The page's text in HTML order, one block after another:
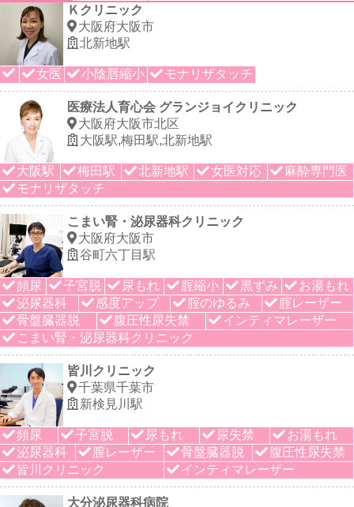
Ｋクリニック
大阪府大阪市
北新地駅
女医 小陰唇縮小 モナリザタッチ
医療法人育心会 グランジョイクリニック
大阪府大阪市北区
大阪駅,梅田駅,北新地駅
大阪駅 梅田駅 北新地駅 女医対応
麻酔専門医
モナリザタッチ
こまい腎・泌尿器科クリニック
大阪府大阪市
谷町六丁目駅
頻尿 子宮脱 尿もれ 腟縮小 黒ずみ
お湯もれ
泌尿器科
感度アップ 腟のゆるみ
腟レーザー
骨盤臓器脱
腹圧性尿失禁
インティマレーザー
こまい腎・泌尿器科クリニック
皆川クリニック
千葉県千葉市
新検見川駅
頻尿 子宮脱 尿もれ 尿失禁
お湯もれ
泌尿器科
膣レーザー 骨盤臓器脱
腹圧性尿失禁
皆川クリニック
インティマレーザー
大分泌尿器科病院